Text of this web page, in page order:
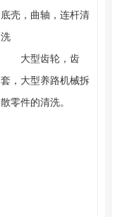
底壳，曲轴，连杆清
洗
大型齿轮，齿
套，大型养路机械拆
散零件的清洗。